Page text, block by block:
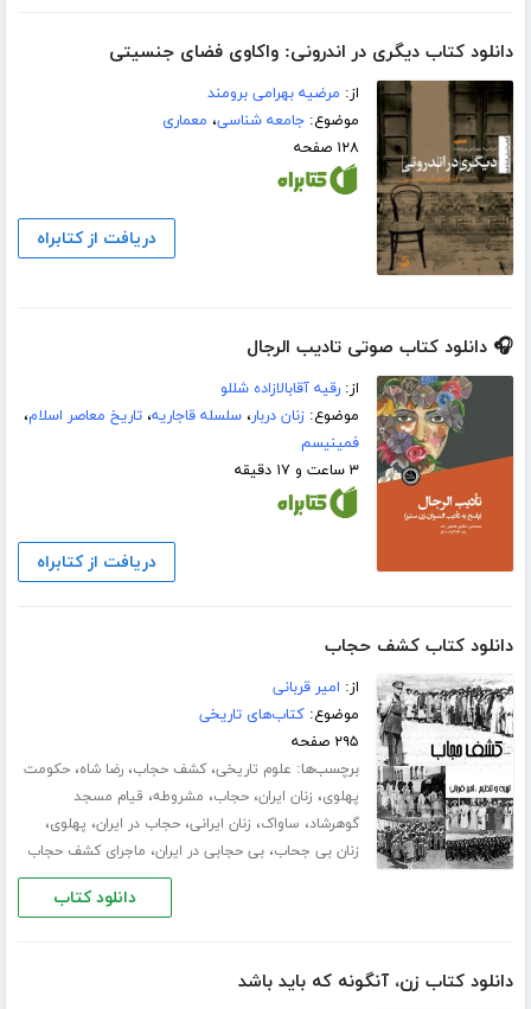
دانلود کتاب دیگری در اندرونی: واکاوی فضای جنسیتی
از: مرضیه بهرامی برومند
موضوع:جامعه شناسی، معماری
۱۲۸ صفحه
دریافت از کتابراه
🎧 دانلود کتاب صوتی تادیب الرجال
از:رقیه آقابالازاده شللو
موضوع:زنان دربار،سلسله قاجاریه،تاریخ معاصر اسلام،
فمینیسم
۳ ساعت و ۱۷ دقیقه
دریافت از کتابراه
دانلود کتاب کشف حجاب
از: امیر قربانی
موضوع:کتاب‌های تاریخی
۲۹۵ صفحه
برچسب‌ها: علوم تاریخی،کشف حجاب،رضا شاه،حکومت
پهلوی، زنان ایران،حجاب، مشروطه، قیام مسجد
گوهرشاد، ساواک، زنان ایرانی،حجاب در ایران، پهلوی،
زنان بی جحاب،بی حجابی در ایران، ماجرای کشف حجاب
دانلود کتاب
دانلود کتاب زن، آنگونه که باید باشد